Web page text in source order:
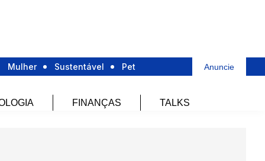
Mulher Sustentável Pet Anuncie
FINANÇAS TALKS